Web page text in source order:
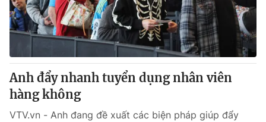
Anh đẩy nhanh tuyển dụng nhân viên
hàng không
VTV.vn - Anh đang đề xuất các biện pháp giúp đẩy